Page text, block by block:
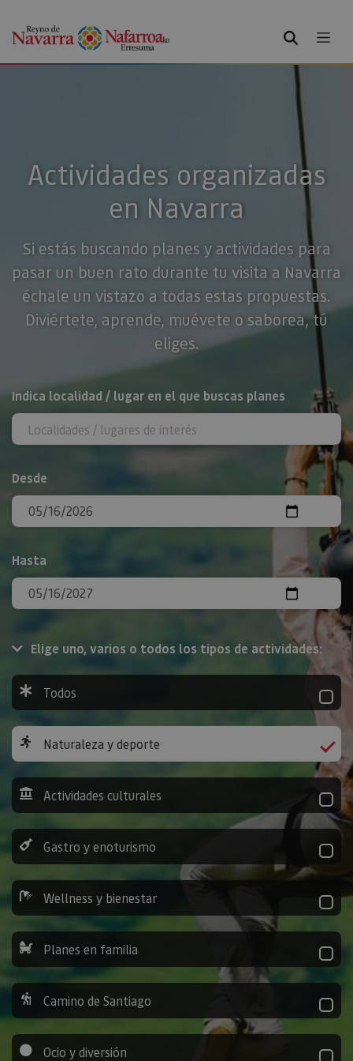
BUSCAR
Actividades organizadas
en Navarra
Si estás buscando planes y actividades para
pasar un buen rato durante tu visita a Navarra
échale un vistazo a todas estas propuestas.
Diviértete, aprende, muévete o saborea, tú
eliges.
BUSCAR
Indica localidad / lugar en el que buscas planes
Desde
Hasta
Elige uno, varios o todos los tipos de actividades:
Todos
Naturaleza y deporte
Actividades culturales
Gastro y enoturismo
Wellness y bienestar
Planes en familia
Camino de Santiago
Ocio y diversión